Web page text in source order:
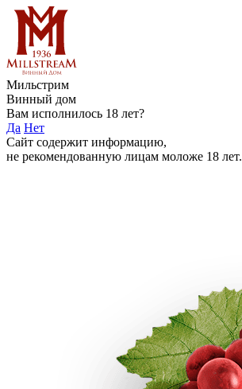
Мильстрим
Винный дом
Вам исполнилось 18 лет?
Да Нет
Сайт содержит информацию,
не рекомендованную лицам моложе 18 лет.